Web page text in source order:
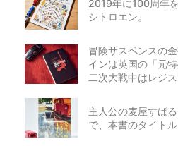
2019年に100周年
シトロエン。
冒険サスペンスの
インは英国の「元
二次大戦中はレジ
主人公の麦屋すば
で、本書のタイト